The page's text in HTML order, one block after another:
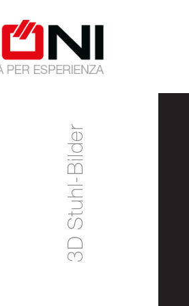
3D Stuhl-Bilder